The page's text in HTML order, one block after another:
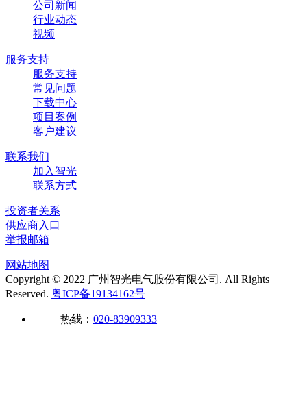
公司新闻
行业动态
视频
服务支持
服务支持
常见问题
下载中心
项目案例
客户建议
联系我们
加入智光
联系方式
投资者关系
供应商入口
举报邮箱
网站地图
Copyright © 2022 广州智光电气股份有限公司. All Rights
Reserved. 粤ICP备19134162号
热线： 020-83909333